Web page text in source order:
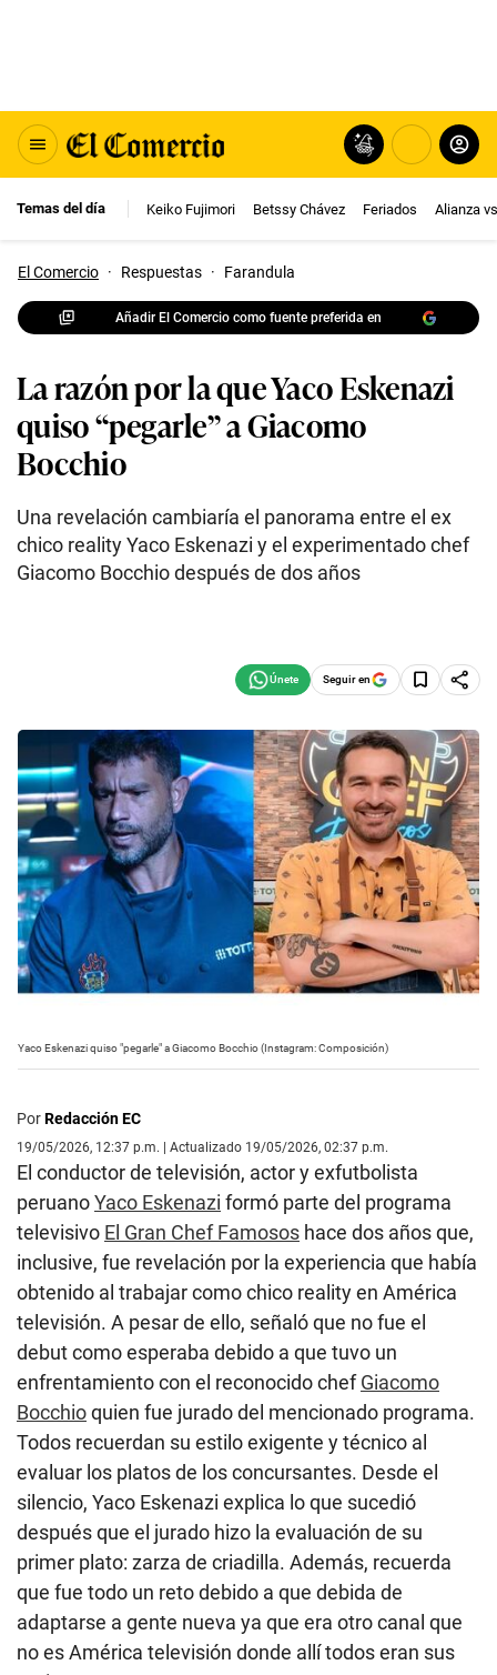
Temas del día Keiko Fujimori Betssy Chávez Feriados Alianza
El Comercio · Respuestas · Farandula
Añadir El Comercio como fuente preferida en
La razón por la que Yaco Eskenazi
quiso “pegarle” a Giacomo
Bocchio
Una revelación cambiaría el panorama entre el ex
chico reality Yaco Eskenazi y el experimentado chef
Giacomo Bocchio después de dos años
Seguir en
Yaco Eskenazi quiso "pegarle" a Giacomo Bocchio (Instagram: Composición)
PorRedacción EC
19/05/2026, 12:37 p.m. | Actualizado 19/05/2026, 02:37 p.m.
El conductor de televisión, actor y exfutbolista
peruanoYaco Eskenazi formó parte del programa
televisivo El Gran Chef Famosos hace dos años que,
inclusive, fue revelación por la experiencia que había
obtenido al trabajar como chico reality en América
televisión. A pesar de ello, señaló que no fue el
debut como esperaba debido a que tuvo un
enfrentamiento con el reconocido chefGiacomo
Bocchioquien fue jurado del mencionado programa.
Todos recuerdan su estilo exigente y técnico al
evaluar los platos de los concursantes. Desde el
silencio, Yaco Eskenazi explica lo que sucedió
después que el jurado hizo la evaluación de su
primer plato: zarza de criadilla. Además, recuerda
que fue todo un reto debido a que debida de
adaptarse a gente nueva ya que era otro canal que
no es América televisión donde allí todos eran sus